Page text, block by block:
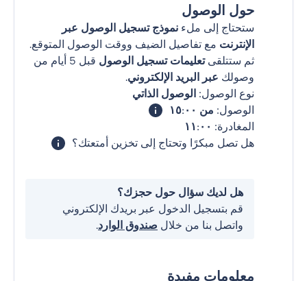
حول الوصول
ستحتاج إلى ملء نموذج تسجيل الوصول عبر
الإنترنت مع تفاصيل الضيف ووقت الوصول المتوقع.
ثم ستتلقىتعليمات تسجيل الوصول
قبل 5 أيام من
وصولك عبر البريد الإلكتروني.
نوع الوصول: الوصول الذاتي
الوصول: من ١٥:٠٠
المغادرة: ١١:٠٠
هل تصل مبكرًا وتحتاج إلى تخزين أمتعتك؟
هل لديك سؤال حول حجزك؟
قم بتسجيل الدخول عبر بريدك الإلكتروني
واتصل بنا من خلال صندوق الوارد.
معلومات مفيدة